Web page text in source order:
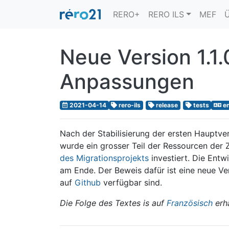
RERO+ RERO ILS MEF
Neue Version
Anpassungen
2021-04-14 rero-ils release tests
Nach der Stabilisierung der ersten
wurde ein grosser Teil der Ressourcen
des Migrationsprojekts investiert. Die
am Ende. Der Beweis dafür ist eine neue
auf Github verfügbar sind.
Die Folge des Textes is auf Französisch